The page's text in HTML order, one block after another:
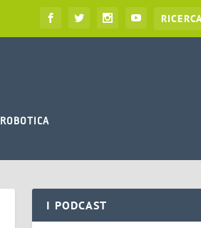
ROBOTICA
I PODCAST